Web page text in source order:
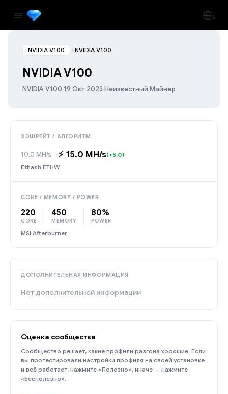
NVIDIA V100 NVIDIA V100
NVIDIA V100
NVIDIA V100·19 Окт 2023·Неизвестный Майнер
ХЭШРЕЙТ / АЛГОРИТМ
10.0 MH/s→⚡️ 15.0 MH/s(+5.0)
Ethash ETHW
CORE / MEMORY / POWER
220
CORE
450
MEMORY
80%
POWER
MSI Afterburner
ДОПОЛНИТЕЛЬНАЯ ИНФОРМАЦИЯ
Нет дополнительной информации
Оценка сообщества
Сообщество решает, какие профили разгона хорошие. Если
вы протестировали настройки профиля на своей установке
и всё работает, нажмите «Полезно», иначе — нажмите
«Бесполезно».